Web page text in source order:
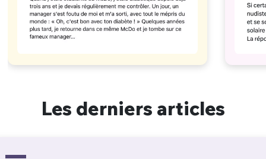
Les derniers articles